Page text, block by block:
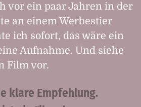
vor ein paar Jahren in der
an einem Werbestier
ich sofort, das wäre ein
Aufnahme. Und siehe
Film vor.
klare Empfehlung.